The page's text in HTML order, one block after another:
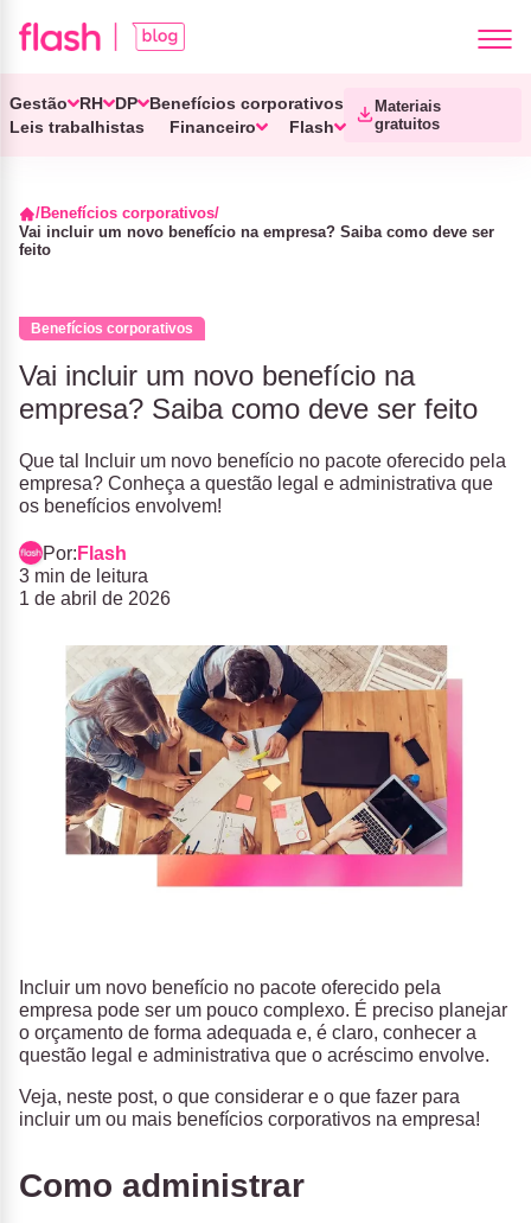
Gestão RH DP
Benefícios corporativos
Leis trabalhistas
Financeiro Flash
Materiais
gratuitos
Benefícios corporativos
Vai incluir um novo benefício na empresa? Saiba como deve ser
feito
Benefícios corporativos
Vai incluir um novo benefício na
empresa? Saiba como deve ser feito
Que tal Incluir um novo benefício no pacote oferecido pela
empresa? Conheça a questão legal e administrativa que
os benefícios envolvem!
Por: Flash
3 min de leitura
1 de abril de 2026
Incluir um novo benefício no pacote oferecido pela
empresa pode ser um pouco complexo. É preciso planejar
o orçamento de forma adequada e, é claro, conhecer a
questão legal e administrativa que o acréscimo envolve.
Veja, neste post, o que considerar e o que fazer para
incluir um ou mais benefícios corporativos na empresa!
Como administrar